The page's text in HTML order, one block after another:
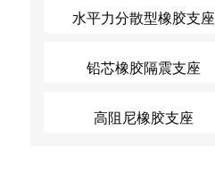
水平力分散型橡胶支座
铅芯橡胶隔震支座
高阻尼橡胶支座